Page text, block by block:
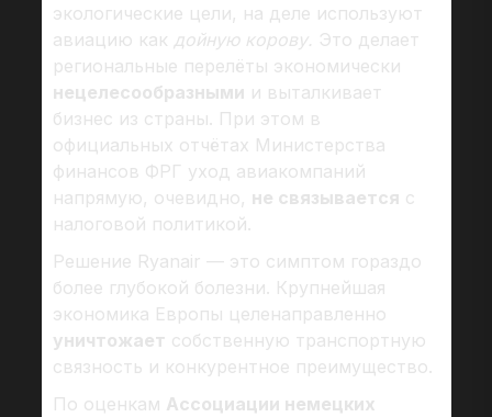
экологические цели, на деле используют
авиацию как дойную корову. Это делает
региональные перелёты экономически
нецелесообразными и выталкивает
бизнес из страны. При этом в
официальных отчётах Министерства
финансов ФРГ уход авиакомпаний
напрямую, очевидно, не связывается с
налоговой политикой.
Решение Ryanair — это симптом гораздо
более глубокой болезни. Крупнейшая
экономика Европы целенаправленно
уничтожает собственную транспортную
связность и конкурентное преимущество.
По оценкам Ассоциации немецких